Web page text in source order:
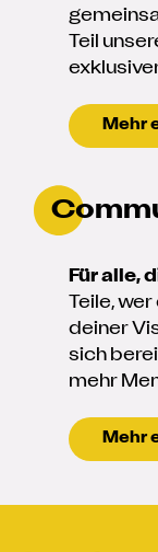
Teil
Mehr
Für alle,
Teile,
deiner
sich
mehr
Mehr